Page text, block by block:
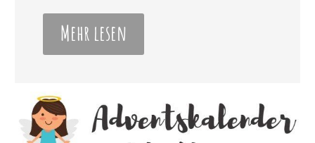
Mehr lesen